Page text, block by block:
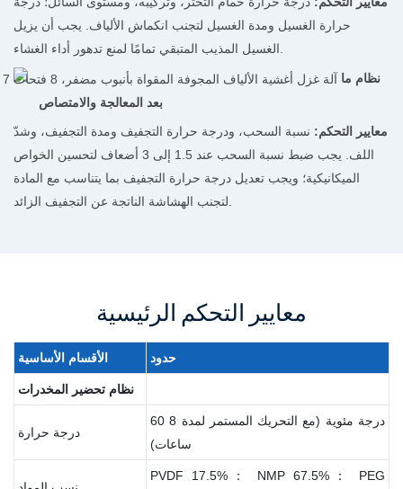
حرارة الغسيل ومدة الغسيل لتجنب انكماش الألياف. يجب أن يزيل
نظام ما
بعد المعالجة والامتصاص
معايير التحكم: نسبة السحب، ودرجة حرارة التجفيف ومدة التجفيف، وشدّ
اللف. يجب ضبط نسبة السحب عند 1.5 إلى 3 أضعاف لتحسين الخواص
الميكانيكية؛ ويجب تعديل درجة حرارة التجفيف بما يتناسب مع المادة
لتجنب الهشاشة الناتجة عن التجفيف الزائد.
معايير التحكم الرئيسية
الأقسام الأساسية حدود
نظام تحضير المخدرات
درجة حرارة
60 درجة مئوية (مع التحريك المستمر لمدة 8
ساعات)
PVDF 17.5%： NMP 67.5%： PEG